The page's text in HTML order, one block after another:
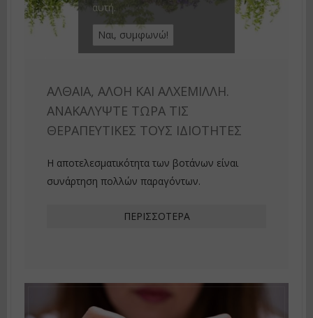
αυτή.
ΑΛΘΑΊΑ, ΑΛΌΗ ΚΑΙ ΑΛΧΕΜΊΛΛΗ.
ΑΝΑΚΑΛΎΨΤΕ ΤΏΡΑ ΤΙΣ
ΘΕΡΑΠΕΥΤΙΚΈΣ ΤΟΥΣ ΙΔΙΌΤΗΤΕΣ
Η αποτελεσματικότητα των βοτάνων είναι
συνάρτηση πολλών παραγόντων.
ΠΕΡΙΣΣΌΤΕΡΑ